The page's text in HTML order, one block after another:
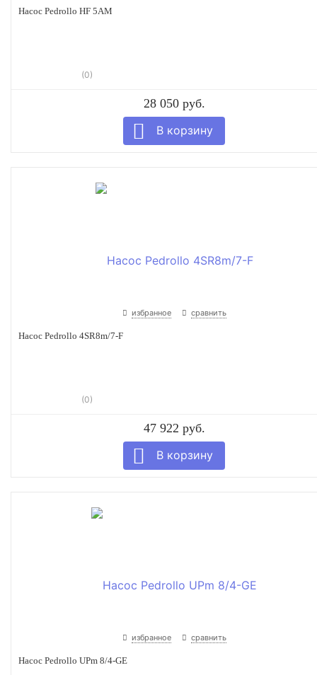
Насос Pedrollo HF 5AM
(0)
28 050 руб.
избранное сравнить
Насос Pedrollo 4SR8m/7-F
(0)
47 922 руб.
избранное сравнить
Насос Pedrollo UPm 8/4-GE